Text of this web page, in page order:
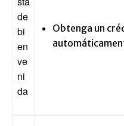
de
bi
en
ve
ni
da
Obtenga un